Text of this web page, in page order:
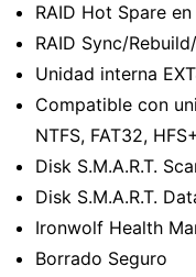
RAID Hot Spare
RAID Sync/
Unidad interna
Compatible con
NTFS, FAT32,
Disk S.M.A.R.T.
Disk S.M.A.R.T.
Ironwolf Health
Borrado Seguro